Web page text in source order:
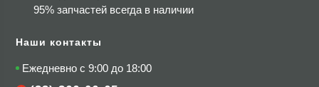
95% запчастей всегда в наличии
Наши контакты
Ежедневно с 9:00 до 18:00